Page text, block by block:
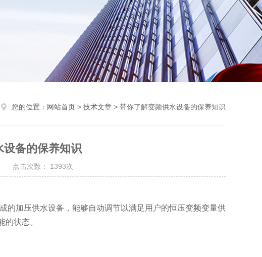
您的位置： 网站首页 > 技术文章 > 带你了解变频供水设备的保养知识
设备的保养知识
点击次数： 1393次
的加压供水设备，能够自动调节以满足用户的恒压变频变量供
状态。